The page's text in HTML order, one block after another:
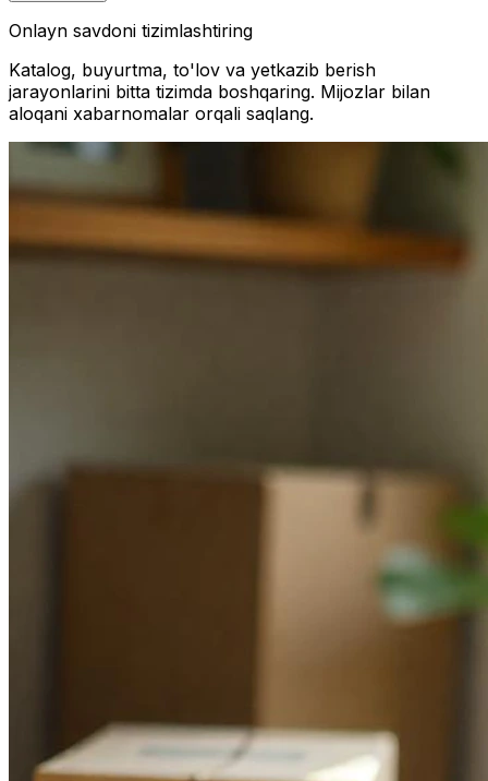
Onlayn savdoni tizimlashtiring
Katalog, buyurtma, to'lov va yetkazib berish
jarayonlarini bitta tizimda boshqaring. Mijozlar bilan
aloqani xabarnomalar orqali saqlang.